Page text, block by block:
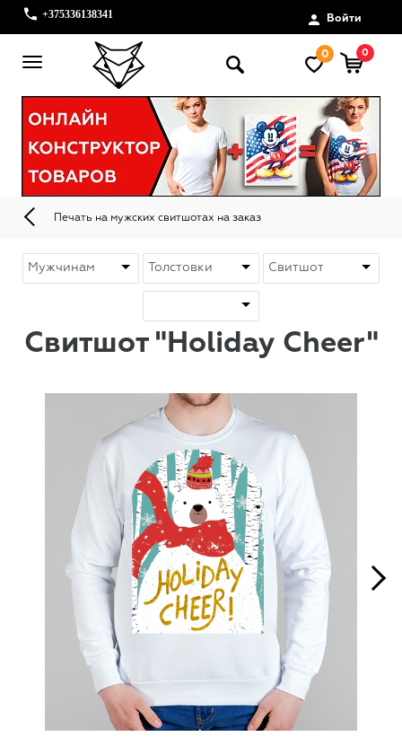
+375336138341 Войти
0 0
Печать на мужских свитшотах на заказ
Свитшот "Holiday Cheer"